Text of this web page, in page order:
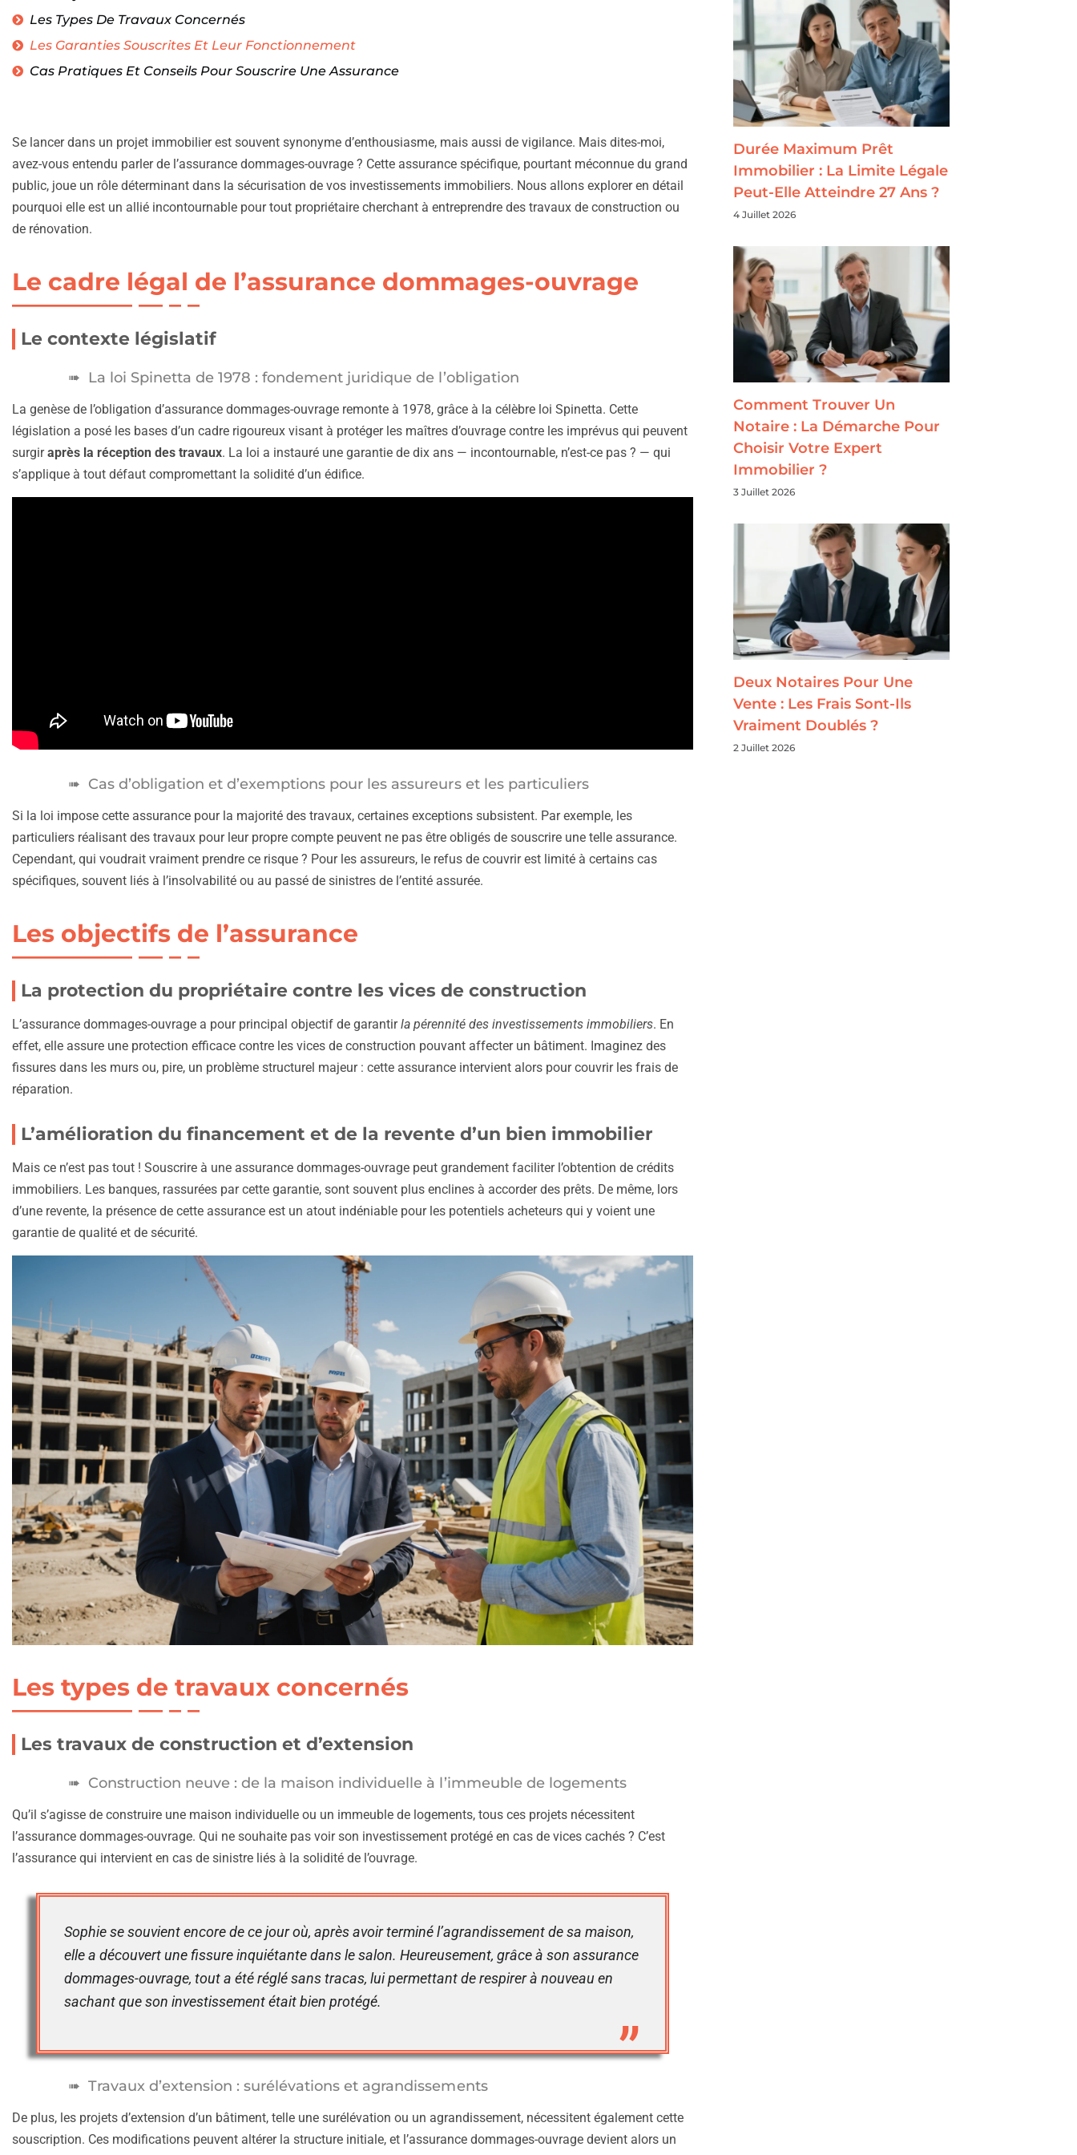
Les Types De Travaux Concernés
Les Garanties Souscrites Et Leur Fonctionnement
Cas Pratiques Et Conseils Pour Souscrire Une Assurance
Se lancer dans un projet immobilier est souvent synonyme d’enthousiasme, mais aussi de vigilance. Mais dites-moi,
avez-vous entendu parler de l’assurance dommages-ouvrage ? Cette assurance spécifique, pourtant méconnue du grand
public, joue un rôle déterminant dans la sécurisation de vos investissements immobiliers. Nous allons explorer en détail
pourquoi elle est un allié incontournable pour tout propriétaire cherchant à entreprendre des travaux de construction ou
de rénovation.
Le cadre légal de l’assurance dommages-ouvrage
Le contexte législatif
La loi Spinetta de 1978 : fondement juridique de l’obligation
La genèse de l’obligation d’assurance dommages-ouvrage remonte à 1978, grâce à la célèbre loi Spinetta. Cette
législation a posé les bases d’un cadre rigoureux visant à protéger les maîtres d’ouvrage contre les imprévus qui peuvent
surgiraprès la réception des travaux. La loi a instauré une garantie de dix ans — incontournable, n’est-ce pas ? — qui
s’applique à tout défaut compromettant la solidité d’un édifice.
Cas d’obligation et d’exemptions pour les assureurs et les particuliers
Si la loi impose cette assurance pour la majorité des travaux, certaines exceptions subsistent. Par exemple, les
particuliers réalisant des travaux pour leur propre compte peuvent ne pas être obligés de souscrire une telle assurance.
Cependant, qui voudrait vraiment prendre ce risque ? Pour les assureurs, le refus de couvrir est limité à certains cas
spécifiques, souvent liés à l’insolvabilité ou au passé de sinistres de l’entité assurée.
Les objectifs de l’assurance
La protection du propriétaire contre les vices de construction
L’assurance dommages-ouvrage a pour principal objectif de garantirla pérennité des investissements immobiliers. En
effet, elle assure une protection efficace contre les vices de construction pouvant affecter un bâtiment. Imaginez des
fissures dans les murs ou, pire, un problème structurel majeur : cette assurance intervient alors pour couvrir les frais de
réparation.
L’amélioration du financement et de la revente d’un bien immobilier
Mais ce n’est pas tout ! Souscrire à une assurance dommages-ouvrage peut grandement faciliter l’obtention de crédits
immobiliers. Les banques, rassurées par cette garantie, sont souvent plus enclines à accorder des prêts. De même, lors
d’une revente, la présence de cette assurance est un atout indéniable pour les potentiels acheteurs qui y voient une
garantie de qualité et de sécurité.
Les types de travaux concernés
Les travaux de construction et d’extension
Construction neuve : de la maison individuelle à l’immeuble de logements
Qu’il s’agisse de construire une maison individuelle ou un immeuble de logements, tous ces projets nécessitent
l’assurance dommages-ouvrage. Qui ne souhaite pas voir son investissement protégé en cas de vices cachés ? C’est
l’assurance qui intervient en cas de sinistre liés à la solidité de l’ouvrage.
Sophie se souvient encore de ce jour où, après avoir terminé l’agrandissement de sa maison,
elle a découvert une fissure inquiétante dans le salon. Heureusement, grâce à son assurance
dommages-ouvrage, tout a été réglé sans tracas, lui permettant de respirer à nouveau en
sachant que son investissement était bien protégé.
Travaux d’extension : surélévations et agrandissements
De plus, les projets d’extension d’un bâtiment, telle une surélévation ou un agrandissement, nécessitent également cette
souscription. Ces modifications peuvent altérer la structure initiale, et l’assurance dommages-ouvrage devient alors un
Durée Maximum Prêt
Immobilier : La Limite Légale
Peut-Elle Atteindre 27 Ans ?
4 Juillet 2026
Comment Trouver Un
Notaire : La Démarche Pour
Choisir Votre Expert
Immobilier ?
3 Juillet 2026
Deux Notaires Pour Une
Vente : Les Frais Sont-Ils
Vraiment Doublés ?
2 Juillet 2026